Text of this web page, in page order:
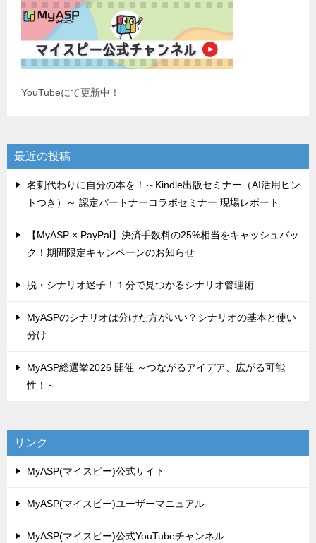
YouTubeにて更新中！
最近の投稿
名刺代わりに自分の本を！～Kindle出版セミナー（AI活用ヒン
トつき）～ 認定パートナーコラボセミナー 現場レポート
【MyASP × PayPal】決済手数料の25%相当をキャッシュバッ
ク！期間限定キャンペーンのお知らせ
脱・シナリオ迷子！１分で見つかるシナリオ管理術
MyASPのシナリオは分けた方がいい？シナリオの基本と使い
分け
MyASP総選挙2026 開催 ～つながるアイデア、広がる可能
性！～
リンク
MyASP(マイスピー)公式サイト
MyASP(マイスピー)ユーザーマニュアル
MyASP(マイスピー)公式YouTubeチャンネル